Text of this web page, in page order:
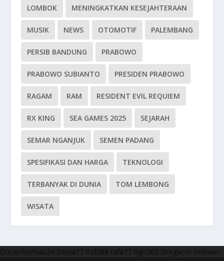
LOMBOK MENINGKATKAN KESEJAHTERAAN
MUSIK NEWS OTOMOTIF PALEMBANG
PERSIB BANDUNG PRABOWO
PRABOWO SUBIANTO PRESIDEN PRABOWO
RAGAM RAM RESIDENT EVIL REQUIEM
RX KING SEA GAMES 2025 SEJARAH
SEMAR NGANJUK SEMEN PADANG
SPESIFIKASI DAN HARGA TEKNOLOGI
TERBANYAK DI DUNIA TOM LEMBONG
WISATA
Dutainformasi24 Dewa77 Rafa88 rafa77 Rgo365 Slotgacor Hokiwin